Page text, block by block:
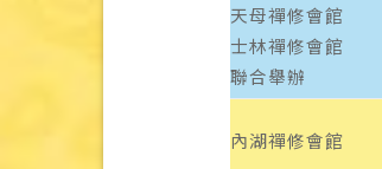
天母禪修會館
士林禪修會館
聯合舉辦
內湖禪修會館